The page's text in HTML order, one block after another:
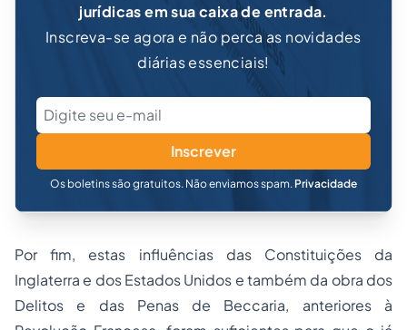
jurídicas em sua caixa de entrada.
Inscreva-se agora e não perca as novidades
diárias essenciais!
Inscrever
Os boletins são gratuitos. Não enviamos spam. Privacidade
Por fim, estas influências das Constituições da
Inglaterra e dos Estados Unidos e também da obra dos
Delitos e das Penasde Beccaria, anteriores à